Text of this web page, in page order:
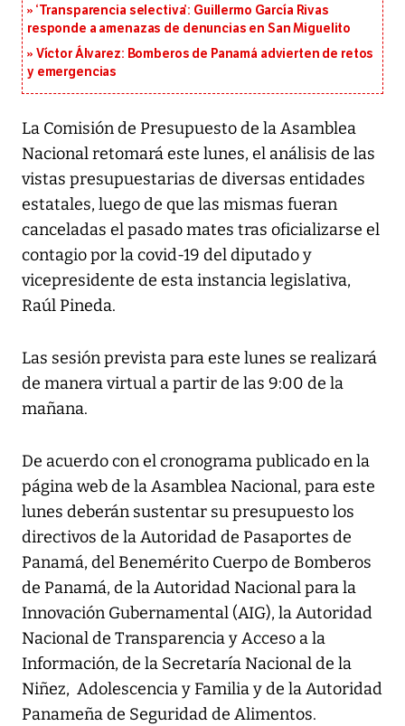
‘Transparencia selectiva’: Guillermo García Rivas
responde a amenazas de denuncias en San Miguelito
Víctor Álvarez: Bomberos de Panamá advierten de retos
y emergencias
La Comisión de Presupuesto de la Asamblea
Nacional retomará este lunes, el análisis de las
vistas presupuestarias de diversas entidades
estatales, luego de que las mismas fueran
canceladas el pasado mates tras oficializarse el
contagio por la covid-19 del diputado y
vicepresidente de esta instancia legislativa,
Raúl Pineda.
Las sesión prevista para este lunes se realizará
de manera virtual a partir de las 9:00 de la
mañana.
De acuerdo con el cronograma publicado en la
página web de la Asamblea Nacional, para este
lunes deberán sustentar su presupuesto los
directivos de la Autoridad de Pasaportes de
Panamá, del Benemérito Cuerpo de Bomberos
de Panamá, de la Autoridad Nacional para la
Innovación Gubernamental (AIG), la Autoridad
Nacional de Transparencia y Acceso a la
Información, de la Secretaría Nacional de la
Niñez, Adolescencia y Familia y de la Autoridad
Panameña de Seguridad de Alimentos.